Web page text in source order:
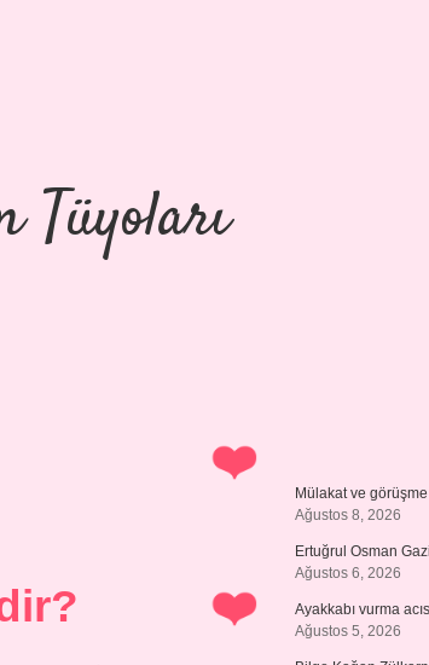
Tüyoları
Mülakat ve
Ağustos 8, 2026
Ertuğrul Osman
Ağustos 6, 2026
Ayakkabı vurma
Ağustos 5, 2026